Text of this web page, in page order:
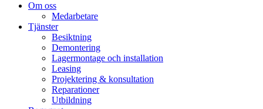
Om oss
Medarbetare
Tjänster
Besiktning
Demontering
Lagermontage och installation
Leasing
Projektering & konsultation
Reparationer
Utbildning